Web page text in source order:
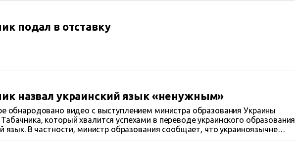
подал в отставку
назвал украинский язык «ненужным»
обнародовано видео с выступлением министра образования Украины
который хвалится успехами в переводе украинского образования
язык. В частности, министр образования сообщает, что украиноязычне
в Крыму- это книги на «ненужном языке».